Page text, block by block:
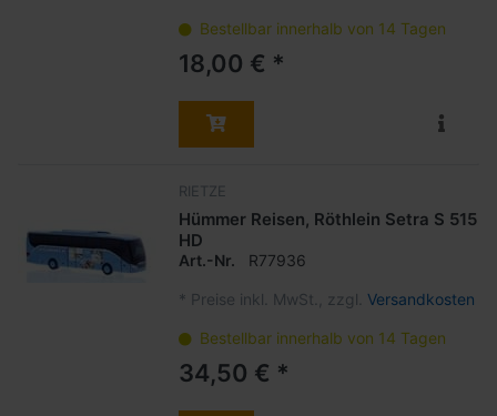
Bestellbar innerhalb von 14 Tagen
18,00 € *
RIETZE
Hümmer Reisen, Röthlein Setra S 515
HD
Art.-Nr. R77936
* Preise inkl. MwSt., zzgl. Versandkosten
Bestellbar innerhalb von 14 Tagen
34,50 € *